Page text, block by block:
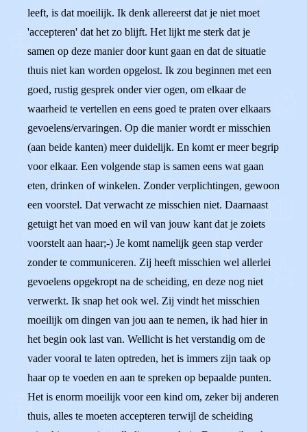
leeft, is dat moeilijk. Ik denk allereerst dat je niet moet
'accepteren' dat het zo blijft. Het lijkt me sterk dat je
samen op deze manier door kunt gaan en dat de situatie
thuis niet kan worden opgelost. Ik zou beginnen met een
goed, rustig gesprek onder vier ogen, om elkaar de
waarheid te vertellen en eens goed te praten over elkaars
gevoelens/ervaringen. Op die manier wordt er misschien
(aan beide kanten) meer duidelijk. En komt er meer begrip
voor elkaar. Een volgende stap is samen eens wat gaan
eten, drinken of winkelen. Zonder verplichtingen, gewoon
een voorstel. Dat verwacht ze misschien niet. Daarnaast
getuigt het van moed en wil van jouw kant dat je zoiets
voorstelt aan haar;-) Je komt namelijk geen stap verder
zonder te communiceren. Zij heeft misschien wel allerlei
gevoelens opgekropt na de scheiding, en deze nog niet
verwerkt. Ik snap het ook wel. Zij vindt het misschien
moeilijk om dingen van jou aan te nemen, ik had hier in
het begin ook last van. Wellicht is het verstandig om de
vader vooral te laten optreden, het is immers zijn taak op
haar op te voeden en aan te spreken op bepaalde punten.
Het is enorm moeilijk voor een kind om, zeker bij anderen
thuis, alles te moeten accepteren terwijl de scheiding